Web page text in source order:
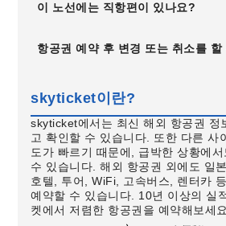
이 노선에는 직항편이 있나요?
항공권 예약 후 변경 또는 취소를 할
skyticket이란?
skyticket에서는 최신 해외 항공권 정
고 확인할 수 있습니다. 또한 다른 사
도가 빠르기 때문에, 급박한 상황에
수 있습니다. 해외 항공권 외에도 일
호텔, 투어, WiFi, 고속버스, 렌터카
예약할 수 있습니다. 10년 이상의 실
켓에서 저렴한 항공권을 예약해보세